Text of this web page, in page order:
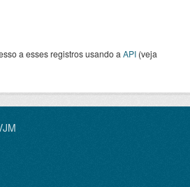
a esses registros usando a API (veja